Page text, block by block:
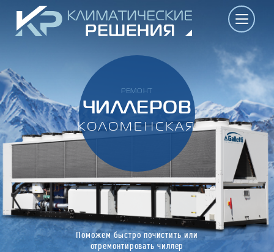
РЕМОНТ
ЧИЛЛЕРОВ
КОЛОМЕНСКАЯ
Поможем быстро почистить или
отремонтировать чиллер